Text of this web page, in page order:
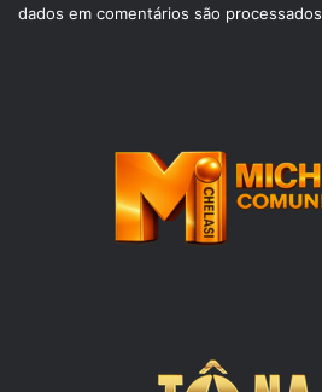
dados em comentários são processados